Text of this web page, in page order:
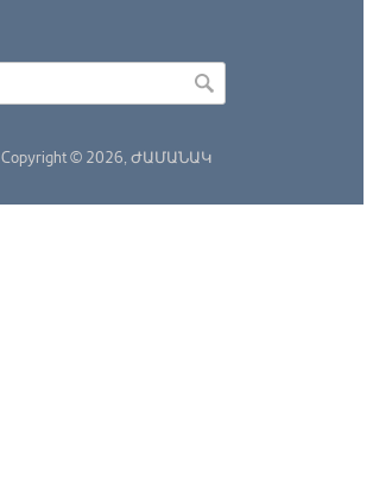
Copyright © 2026, ԺԱՄԱՆԱԿ